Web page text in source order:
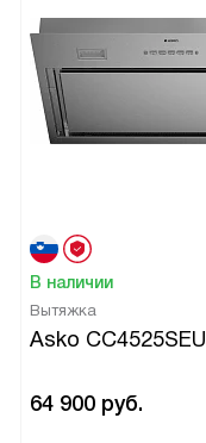
В наличии
Вытяжка
Asko CC4525SEU
64 900 руб.